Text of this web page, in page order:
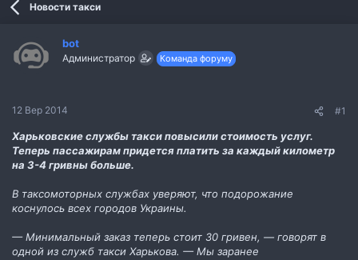
е
м
а
н
Новости такси
bot
Администратор Команда форуму
12 Вер 2014 #1
Харьковские службы такси повысили стоимость услуг.
Теперь пассажирам придется платить за каждый километр
на 3-4 гривны больше.
В таксомоторных службах уверяют, что подорожание
коснулось всех городов Украины.
— Минимальный заказ теперь стоит 30 гривен, — говорят в
одной из служб такси Харькова. — Мы заранее